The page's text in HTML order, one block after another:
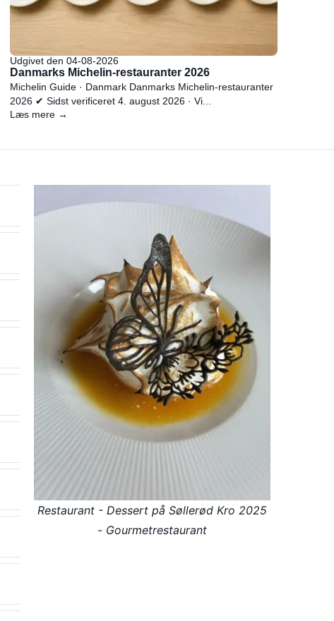
Udgivet den 04-08-2026
Danmarks Michelin-restauranter 2026
Michelin Guide · Danmark Danmarks Michelin-restauranter
2026 ✔ Sidst verificeret 4. august 2026 · Vi...
Læs mere →
Restaurant - Dessert på Søllerød Kro 2025
- Gourmetrestaurant